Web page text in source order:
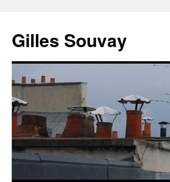
contenu
Gilles Souvay